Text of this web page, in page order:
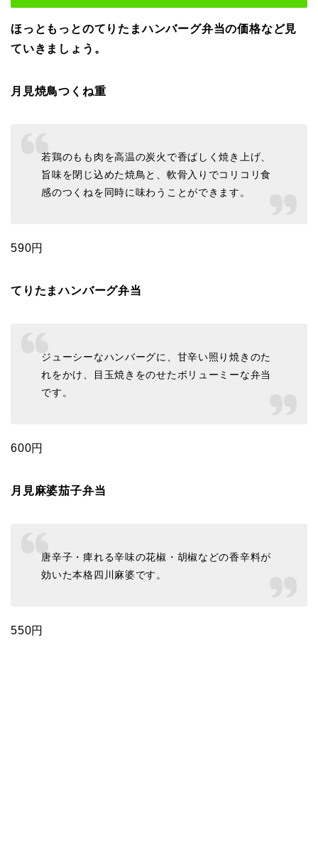
ほっともっとのてりたまハンバーグ弁当の価格など見
ていきましょう。
月見焼鳥つくね重
若鶏のもも肉を高温の炭火で香ばしく焼き上げ、
旨味を閉じ込めた焼鳥と、軟骨入りでコリコリ食
感のつくねを同時に味わうことができます。
590円
てりたまハンバーグ弁当
ジューシーなハンバーグに、甘辛い照り焼きのた
れをかけ、目玉焼きをのせたボリューミーな弁当
です。
600円
月見麻婆茄子弁当
唐辛子・痺れる辛味の花椒・胡椒などの香辛料が
効いた本格四川麻婆です。
550円